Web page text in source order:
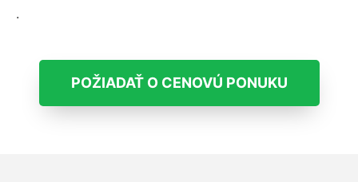
.
POŽIADAŤ O CENOVÚ PONUKU